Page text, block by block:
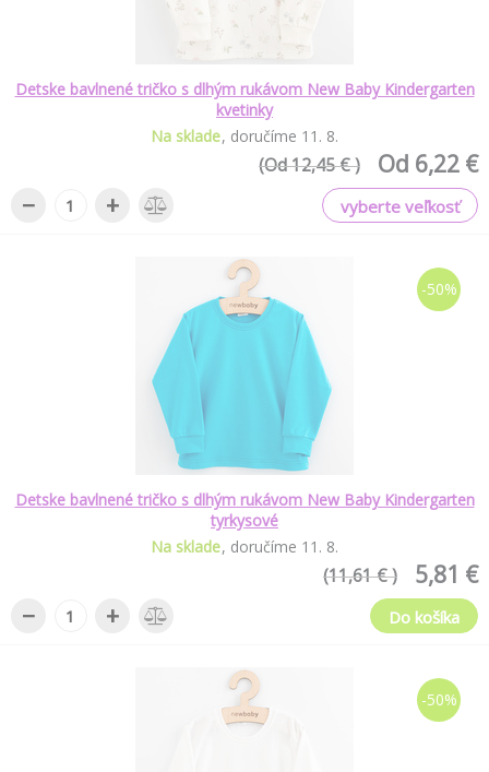
Detske bavlnené tričko s dlhým rukávom New Baby Kindergarten
kvetinky
Na sklade doručíme 11 . 8.
Od 6,22 €
(Od 12,45 € )
− + vyberte veľkosť
-50%
Detske bavlnené tričko s dlhým rukávom New Baby Kindergarten
tyrkysové
Na sklade doručíme 11 . 8.
5,81 €
(11,61 € )
− + Do košíka
-50%